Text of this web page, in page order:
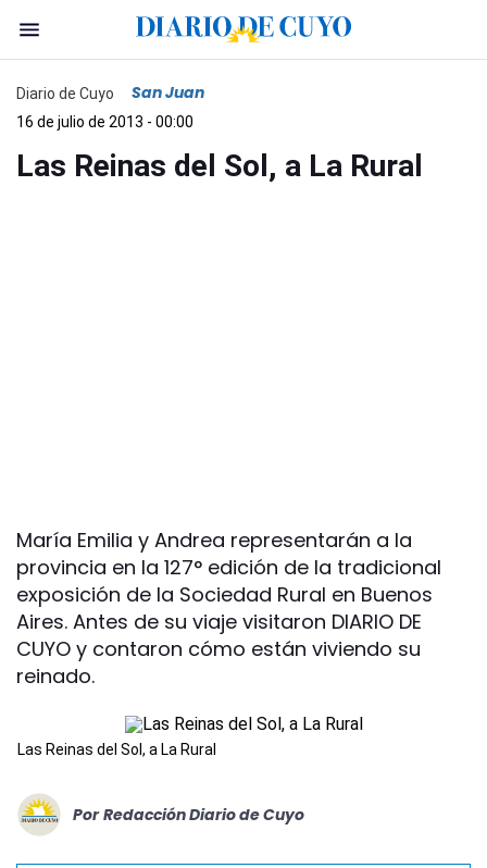
Diario de Cuyo San Juan
16 de julio de 2013 - 00:00
Las Reinas del Sol, a La Rural
María Emilia y Andrea representarán a la
provincia en la 127° edición de la tradicional
exposición de la Sociedad Rural en Buenos
Aires. Antes de su viaje visitaron DIARIO DE
CUYO y contaron cómo están viviendo su
reinado.
Las Reinas del Sol, a La Rural
Por Redacción Diario de Cuyo